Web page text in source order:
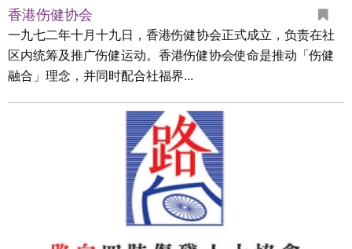
香港伤健协会
一九七二年十月十九日，香港伤健协会正式成立，负责在社
区内统筹及推广伤健运动。香港伤健协会使命是推动「伤健
融合」理念，并同时配合社福界...